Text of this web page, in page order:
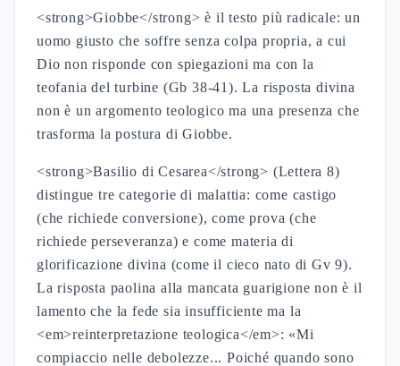
<strong>Giobbe</strong> è il testo più radicale: un
uomo giusto che soffre senza colpa propria, a cui
Dio non risponde con spiegazioni ma con la
teofania del turbine (Gb 38-41). La risposta divina
non è un argomento teologico ma una presenza che
trasforma la postura di Giobbe.
<strong>Basilio di Cesarea</strong> (Lettera 8)
distingue tre categorie di malattia: come castigo
(che richiede conversione), come prova (che
richiede perseveranza) e come materia di
glorificazione divina (come il cieco nato di Gv 9).
La risposta paolina alla mancata guarigione non è il
lamento che la fede sia insufficiente ma la
<em>reinterpretazione teologica</em>: «Mi
compiaccio nelle debolezze... Poiché quando sono